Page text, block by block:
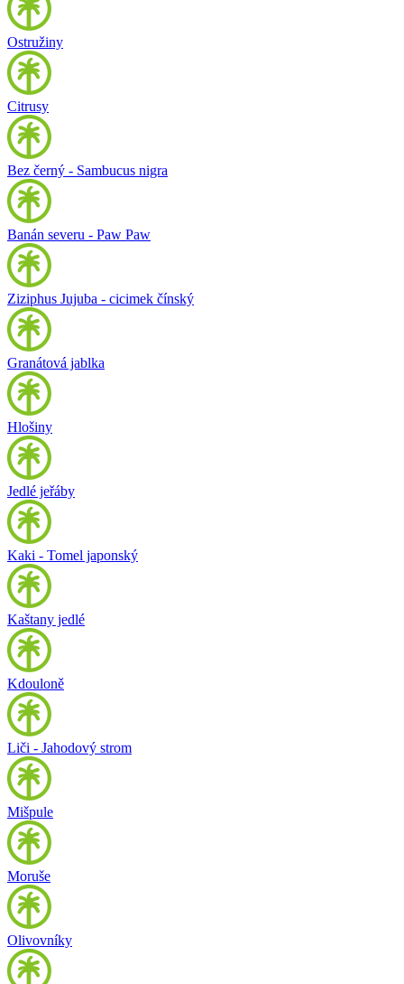
Ostružiny
Citrusy
Bez černý - Sambucus nigra
Banán severu - Paw Paw
Ziziphus Jujuba - cicimek čínský
Granátová jablka
Hlošiny
Jedlé jeřáby
Kaki - Tomel japonský
Kaštany jedlé
Kdouloně
Liči - Jahodový strom
Mišpule
Moruše
Olivovníky